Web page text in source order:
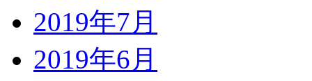
2019年7月
2019年6月